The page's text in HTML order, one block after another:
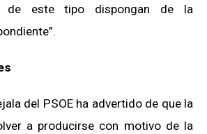
de este tipo dispongan de la
del PSOE ha advertido de que la
a producirse con motivo de la